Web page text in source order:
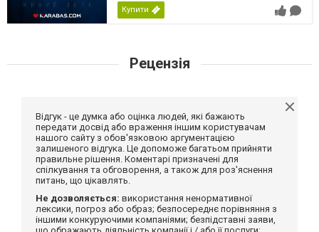
Купити
Рецензія
Відгук - це думка або оцінка людей, які бажають
передати досвід або враження іншим користувачам
нашого сайту з обов'язковою аргументацією
залишеного відгука. Це допоможе багатьом прийняти
правильне рішення. Коментарі призначені для
спілкування та обговорення, а також для роз'яснення
питань, що цікавлять.
Не дозволяється: використання ненормативної
лексики, погроз або образ; безпосереднє порівняння з
іншими конкуруючими компаніями; безпідставні заяви,